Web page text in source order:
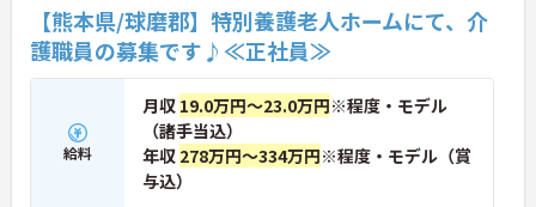
【熊本県/球磨郡】特別養護老人ホームにて、介
護職員の募集です♪≪正社員≫
給料
月収 19.0万円～23.0万円※程度・モデル
（諸手当込）
年収 278万円～334万円※程度・モデル（賞
与込）